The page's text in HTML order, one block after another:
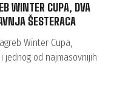
WINTER CUPA, DVA
ŠESTERACA
Winter Cupa,
jednog od najmasovnijih